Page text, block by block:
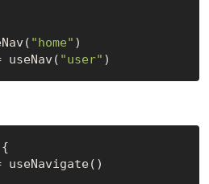
"home"
useNav( "user"
{
useNavigate()